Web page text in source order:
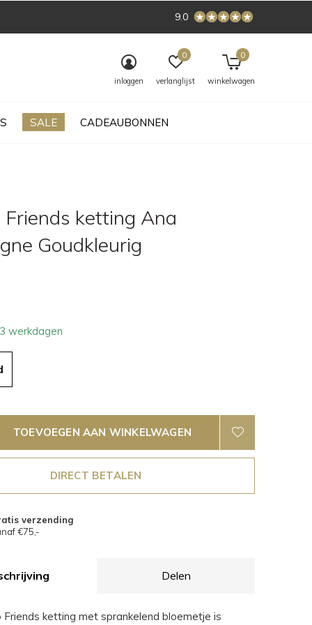
SALE CADEAUBONNEN
inloggen verlanglijst
0
winkelwagen
0
9.0
Friends ketting Ana
Goudkleurig
werkdagen
TOEVOEGEN AAN WINKELWAGEN
DIRECT BETALEN
verzending
€75,-
Delen
Friends ketting met sprankelend bloemetje is